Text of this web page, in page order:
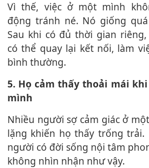
Vì thế, việc ở một mình không phải hành
động tránh né. Nó giống
Sau khi có đủ thời gian
có thể quay lại kết nối, làm
bình thường.
5. Họ cảm thấy thoải mái khi ở cùng chính
mình
Nhiều người sợ cảm giác ở một mình vì sự im
lặng khiến họ thấy trống trải.
người có đời sống nội tâm
không nhìn nhận như vậy.